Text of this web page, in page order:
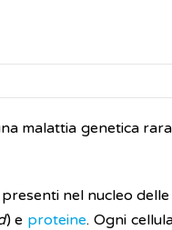
malattia genetica
nel nucleo delle
) e proteine. Ogni